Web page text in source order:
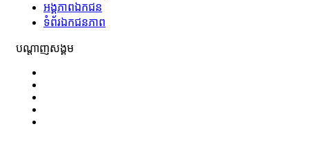
អង្គភាពឯកជន
ទំព័រឯកជនភាព
បណ្តាញសង្គម